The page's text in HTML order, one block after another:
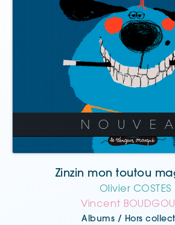
Zinzin mon toutou
Olivier COSTES
Vincent
Albums / Hors